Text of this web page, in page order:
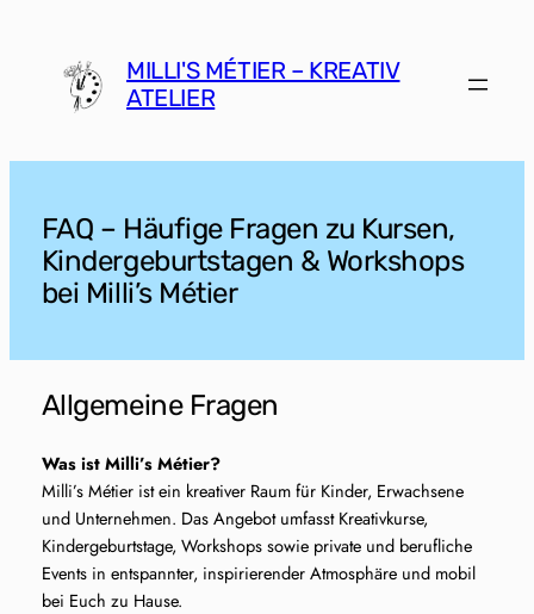
springen
MILLI'S MÉTIER – KREATIV
ATELIER
FAQ – Häufige Fragen zu Kursen,
Kindergeburtstagen & Workshops
bei Milli’s Métier
Allgemeine Fragen
Was ist Milli’s Métier?
Milli’s Métier ist ein kreativer Raum für Kinder, Erwachsene
und Unternehmen. Das Angebot umfasst Kreativkurse,
Kindergeburtstage, Workshops sowie private und berufliche
Events in entspannter, inspirierender Atmosphäre und mobil
bei Euch zu Hause.